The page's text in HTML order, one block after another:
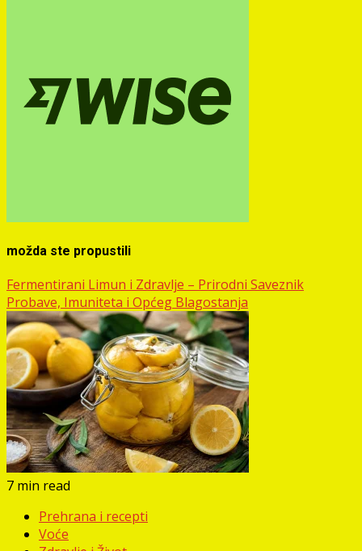
možda ste propustili
Fermentirani Limun i Zdravlje – Prirodni Saveznik
Probave, Imuniteta i Općeg Blagostanja
7 min read
Prehrana i recepti
Voće